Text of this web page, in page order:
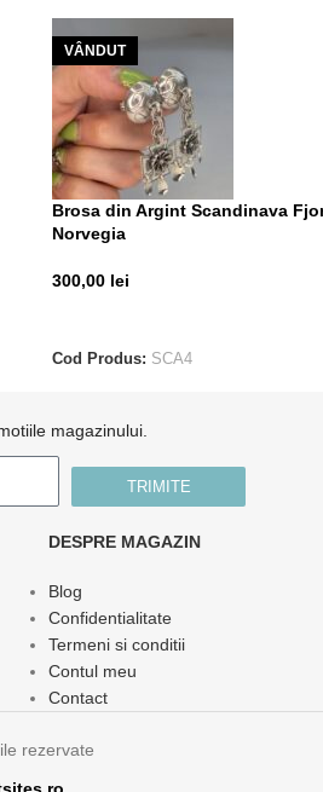
VÂNDUT
Brosa din Argint Scandinava
Norvegia
300,00 lei
Cod Produs: SCA4
magazinului.
TRIMITE
DESPRE MAGAZIN
Blog
Confidentialitate
Termeni si conditii
Contul meu
Contact
rezervate